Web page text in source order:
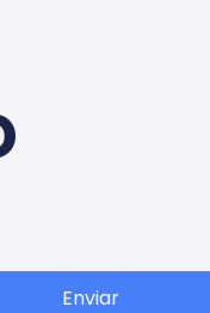
Enviar